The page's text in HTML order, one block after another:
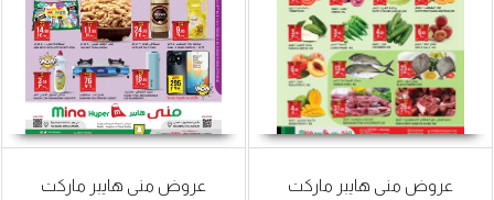
عروض منى هايبر ماركت عروض منى هايبر ماركت